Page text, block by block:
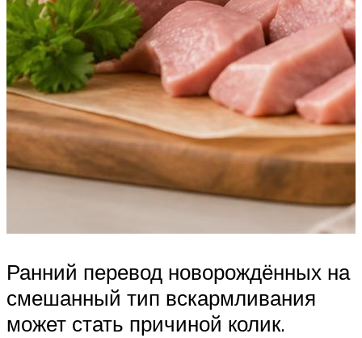
Ранний перевод новорождённых на
смешанный тип вскармливания
может стать причиной колик.